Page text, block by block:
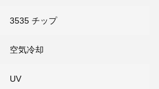
3535 チップ
空気冷却
UV